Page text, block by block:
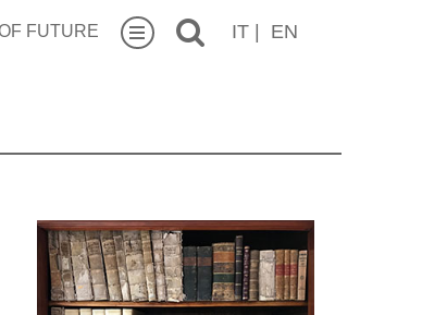
FUTURE IT | EN